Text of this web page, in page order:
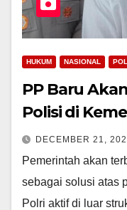
HUKUM NASIONAL
PP Baru
Polisi di
DECEMBER 21,
Pemerintah akan
sebagai solusi atas
Polri aktif di luar